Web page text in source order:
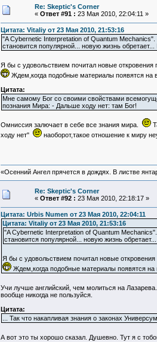
Re: Skeptic's Corner
« Ответ #91 : 23 Мая 2010, 22:04:11 »
Цитата: Vitaliy от 23 Мая 2010, 21:53:16
"A Cybernetic Interpretation of Quantum
становится популярной... новую жизнь
Я бы с удовольствием почитал новые
Ждем,когда подобные материалы появятся
Цитата:
Мне самому Бог со своими свойствами
познания Мира: - Дальше ходу нет: там Бог!
Омниссия залючает в себе все знания мира.
ходу нет"
наоборот,такое отношение к миру
«Осенний Ангел прячется в дождях. В листве
Re: Skeptic's Corner
« Ответ #92 : 23 Мая 2010, 22:18:17 »
Цитата: Urbis Numen от 23 Мая 2010, 22:04:11
Цитата: Vitaliy от 23 Мая 2010, 21:53:16
"A Cybernetic Interpretation of Quantum
становится популярной... новую жизнь
Я бы с удовольствием почитал новые
Ждем,когда подобные материалы появятся
Учи лучше английский, чем молиться на
вообще никогда не пользуйся.
Цитата:
... Так что накапливая знания о законах
А вот это ты хорошо сказал. Душевно. Тут я с